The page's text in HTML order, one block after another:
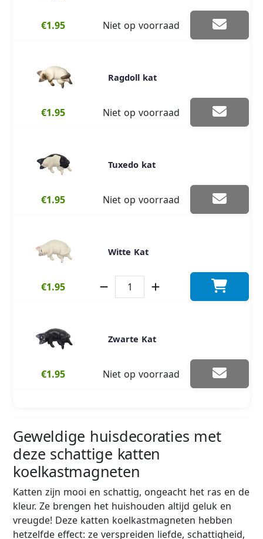
€1.95 Niet op voorraad
Ragdoll kat
€1.95 Niet op voorraad
Tuxedo kat
€1.95 Niet op voorraad
Witte Kat
€1.95
Zwarte Kat
€1.95 Niet op voorraad
Geweldige huisdecoraties met
deze schattige katten
koelkastmagneten
Katten zijn mooi en schattig, ongeacht het ras en de
kleur. Ze brengen het huishouden altijd geluk en
vreugde! Deze katten koelkastmagneten hebben
hetzelfde effect: ze verspreiden liefde, schattigheid,